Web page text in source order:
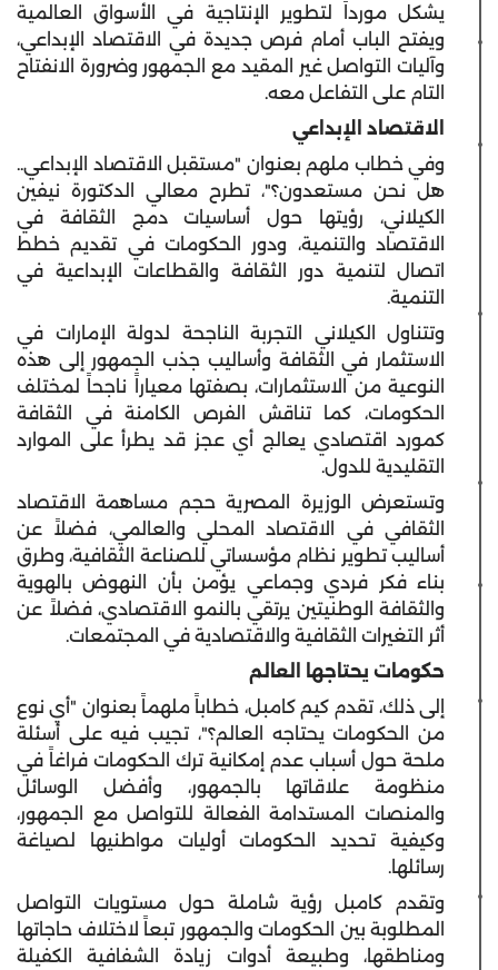
يشكل مورداً لتطوير الإنتاجية في الأسواق العالمية
ويفتح الباب أمام فرص جديدة في الاقتصاد الإبداعي،
وآليات التواصل غير المقيد مع الجمهور وضرورة الانفتاح
التام على التفاعل معه.
الاقتصاد الإبداعي
وفي خطاب ملهم بعنوان "مستقبل الاقتصاد الإبداعي..
هل نحن مستعدون؟"، تطرح معالي الدكتورة نيفين
الكيلاني، رؤيتها حول أساسيات دمج الثقافة في
الاقتصاد والتنمية، ودور الحكومات في تقديم خطط
اتصال لتنمية دور الثقافة والقطاعات الإبداعية في
التنمية.
وتتناول الكيلاني التجربة الناجحة لدولة الإمارات في
الاستثمار في الثقافة وأساليب جذب الجمهور إلى هذه
النوعية من الاستثمارات، بصفتها معياراً ناجحاً لمختلف
الحكومات، كما تناقش الفرص الكامنة في الثقافة
كمورد اقتصادي يعالج أي عجز قد يطرأ على الموارد
التقليدية للدول.
وتستعرض الوزيرة المصرية حجم مساهمة الاقتصاد
الثقافي في الاقتصاد المحلي والعالمي، فضلاً عن
أساليب تطوير نظام مؤسساتي للصناعة الثقافية، وطرق
بناء فكر فردي وجماعي يؤمن بأن النهوض بالهوية
والثقافة الوطنيتين يرتقي بالنمو الاقتصادي، فضلاً عن
أثر التغيرات الثقافية والاقتصادية في المجتمعات.
حكومات يحتاجها العالم
إلى ذلك، تقدم كيم كامبل، خطاباً ملهماً بعنوان "أي نوع
من الحكومات يحتاجه العالم؟"، تجيب فيه على أسئلة
ملحة حول أسباب عدم إمكانية ترك الحكومات فراغاً في
منظومة علاقاتها بالجمهور، وأفضل الوسائل
والمنصات المستدامة الفعالة للتواصل مع الجمهور،
وكيفية تحديد الحكومات أوليات مواطنيها لصياغة
رسائلها.
وتقدم كامبل رؤية شاملة حول مستويات التواصل
المطلوبة بين الحكومات والجمهور تبعاً لاختلاف حاجاتها
ومناطقها، وطبيعة أدوات زيادة الشفافية الكفيلة